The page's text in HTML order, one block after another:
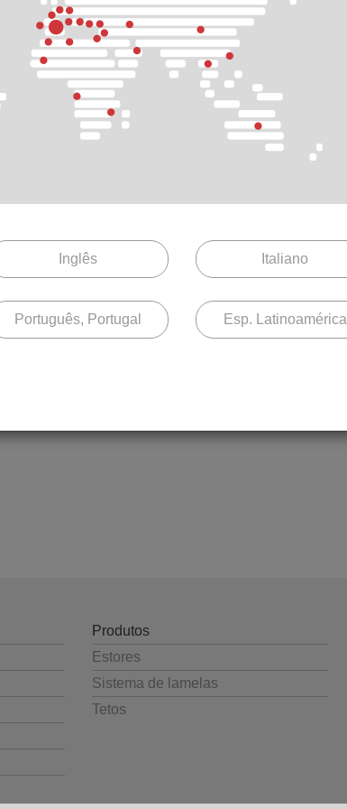
S 400
Produtos
Estores
Sistema de lamelas
Tetos
Inglês Italiano
Português, Portugal Esp. Latinoamérica